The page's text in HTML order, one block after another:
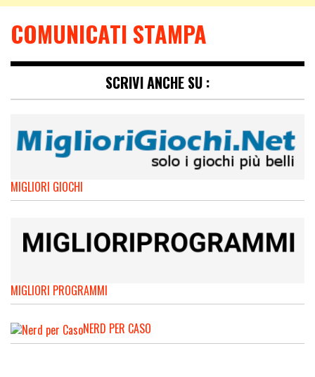
COMUNICATI STAMPA
SCRIVI ANCHE SU :
MIGLIORI GIOCHI
MIGLIORI PROGRAMMI
NERD PER CASO